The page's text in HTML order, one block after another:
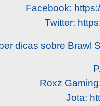
Facebook:
Twitter:
dicas sobre Brawl
Roxz
Jota: